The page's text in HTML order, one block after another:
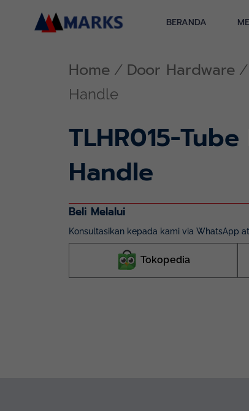
BERANDA
Home / Door Hardware /
Handle
TLHR015-
Handle
Beli Melalui
Konsultasikan kepada kami via WhatsApp
Tokopedia